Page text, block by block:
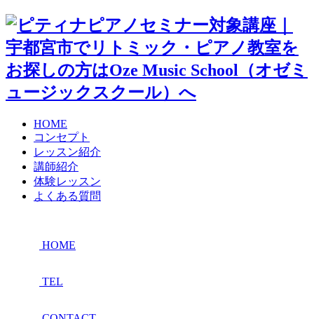
HOME
コンセプト
レッスン紹介
講師紹介
体験レッスン
よくある質問
HOME
TEL